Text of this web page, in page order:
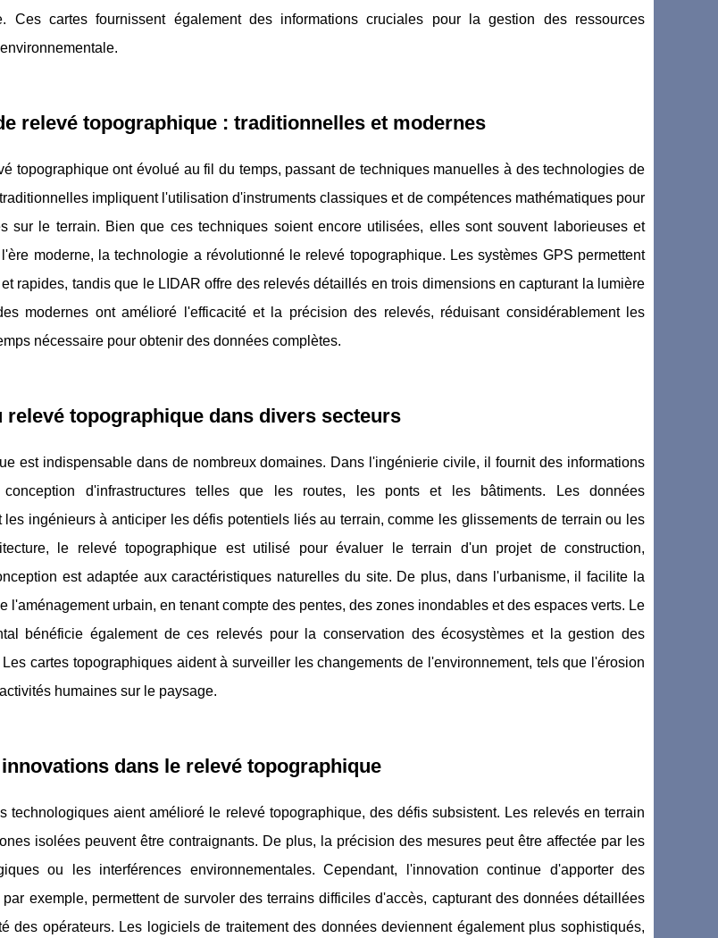
Ces cartes fournissent également des informations cruciales pour la gestion des ressources
relevé topographique : traditionnelles et modernes
topographique ont évolué au fil du temps, passant de techniques manuelles à des technologies de
impliquent l'utilisation d'instruments classiques et de compétences mathématiques pour
sur le terrain. Bien que ces techniques soient encore utilisées, elles sont souvent laborieuses et
moderne, la technologie a révolutionné le relevé topographique. Les systèmes GPS permettent
rapides, tandis que le LIDAR offre des relevés détaillés en trois dimensions en capturant la lumière
modernes ont amélioré l'efficacité et la précision des relevés, réduisant considérablement les
nécessaire pour obtenir des données complètes.
topographique dans divers secteurs
est indispensable dans de nombreux domaines. Dans l'ingénierie civile, il fournit des informations
d'infrastructures telles que les routes, les ponts et les bâtiments. Les données
les ingénieurs à anticiper les défis potentiels liés au terrain, comme les glissements de terrain ou les
le relevé topographique est utilisé pour évaluer le terrain d'un projet de construction,
est adaptée aux caractéristiques naturelles du site. De plus, dans l'urbanisme, il facilite la
l'aménagement urbain, en tenant compte des pentes, des zones inondables et des espaces verts. Le
bénéficie également de ces relevés pour la conservation des écosystèmes et la gestion des
cartes topographiques aident à surveiller les changements de l'environnement, tels que l'érosion
humaines sur le paysage.
dans le relevé topographique
technologiques aient amélioré le relevé topographique, des défis subsistent. Les relevés en terrain
isolées peuvent être contraignants. De plus, la précision des mesures peut être affectée par les
ou les interférences environnementales. Cependant, l'innovation continue d'apporter des
exemple, permettent de survoler des terrains difficiles d'accès, capturant des données détaillées
des opérateurs. Les logiciels de traitement des données deviennent également plus sophistiqués,